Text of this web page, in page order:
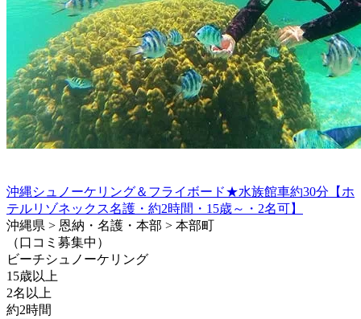
沖縄シュノーケリング＆フライボード★水族館車約30分【ホ
テルリゾネックス名護・約2時間・15歳～・2名可】
沖縄県 > 恩納・名護・本部 > 本部町
（口コミ募集中）
ビーチシュノーケリング
15歳以上
2名以上
約2時間